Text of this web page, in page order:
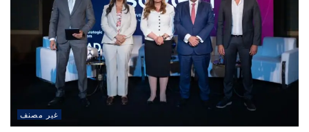
غير مصنف